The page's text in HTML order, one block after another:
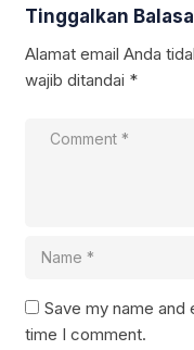
Tinggalkan
Alamat email Anda
wajib ditandai *
Save my name
time I comment.